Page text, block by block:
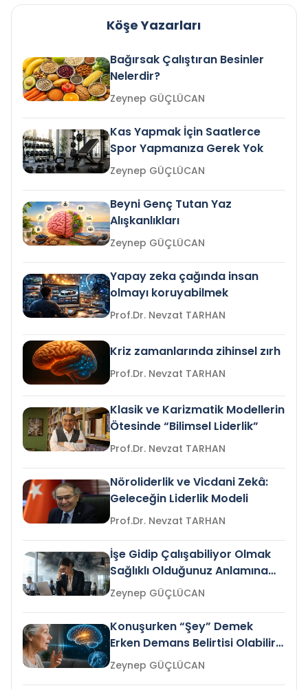
Köşe Yazarları
Bağırsak Çalıştıran Besinler
Nelerdir?
Zeynep GÜÇLÜCAN
Kas Yapmak İçin Saatlerce
Spor Yapmanıza Gerek Yok
Zeynep GÜÇLÜCAN
Beyni Genç Tutan Yaz
Alışkanlıkları
Zeynep GÜÇLÜCAN
Yapay zeka çağında insan
olmayı koruyabilmek
Prof.Dr. Nevzat TARHAN
Kriz zamanlarında zihinsel zırh
Prof.Dr. Nevzat TARHAN
Klasik ve Karizmatik Modellerin
Ötesinde “Bilimsel Liderlik”
Prof.Dr. Nevzat TARHAN
Nöroliderlik ve Vicdani Zekâ:
Geleceğin Liderlik Modeli
Prof.Dr. Nevzat TARHAN
İşe Gidip Çalışabiliyor Olmak
Sağlıklı Olduğunuz Anlamına
Gelir mi?Zeynep GÜÇLÜCAN
Konuşurken “Şey” Demek
Erken Demans Belirtisi Olabilir
mi?
Zeynep GÜÇLÜCAN